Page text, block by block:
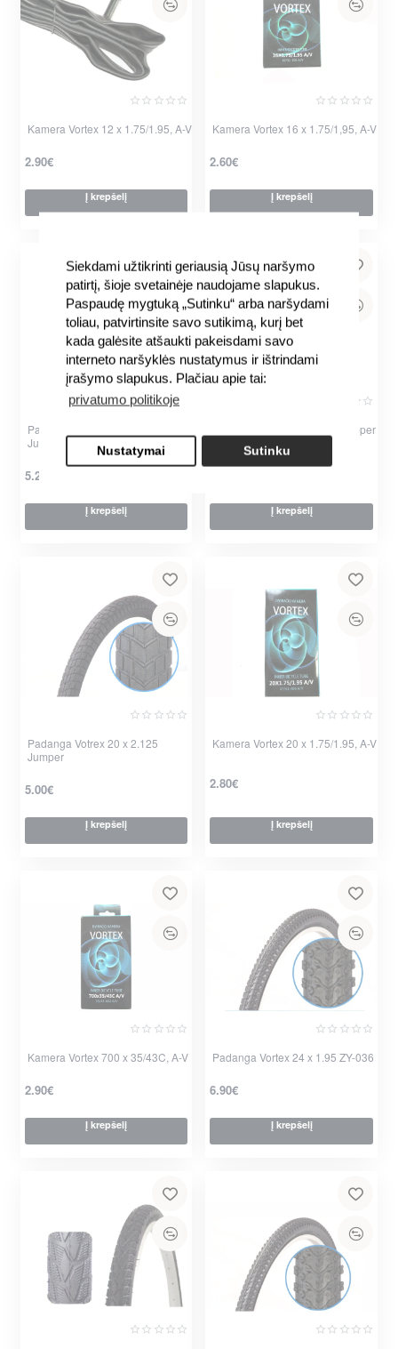
Siekdami užtikrinti geriausią Jūsų naršymo
patirtį, šioje svetainėje naudojame slapukus.
Paspaudę mygtuką „Sutinku“ arba naršydami
toliau, patvirtinsite savo sutikimą, kurį bet
kada galėsite atšaukti pakeisdami savo
interneto naršyklės nustatymus ir ištrindami
įrašymo slapukus. Plačiau apie tai:
privatumo politikoje
Nustatymai Sutinku
Kamera Vortex 12 x 1.75/1.95, A-V
2.90€
Į krepšelį
Kamera Vortex 16 x 1.75/1,95, A-V
2.60€
Į krepšelį
Padanga Vortex 16 x 2.125
Jumper
5.20€
Į krepšelį
Padanga Vortex 26 x 1.95 Gripper
6.00€
Į krepšelį
Padanga Votrex 20 x 2.125
Jumper
5.00€
Į krepšelį
Kamera Vortex 20 x 1.75/1.95, A-V
2.80€
Į krepšelį
Kamera Vortex 700 x 35/43C, A-V
2.90€
Į krepšelį
Padanga Vortex 24 x 1.95 ZY-036
6.90€
Į krepšelį